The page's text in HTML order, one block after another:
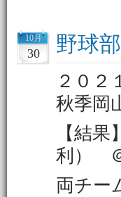
10月
30 野球
２０２
秋季岡
【結
利）
両チー